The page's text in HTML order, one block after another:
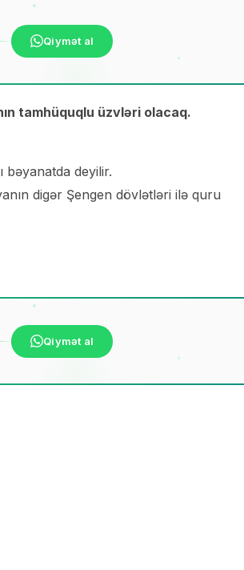
Qiymət al
tamhüquqlu üzvləri olacaq.
bəyanatda deyilir.
digər Şengen dövlətləri ilə quru
Qiymət al